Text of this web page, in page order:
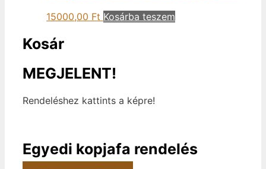
15000,00 Ft Kosárba teszem
Kosár
MEGJELENT!
Rendeléshez kattints a képre!
Egyedi kopjafa rendelés